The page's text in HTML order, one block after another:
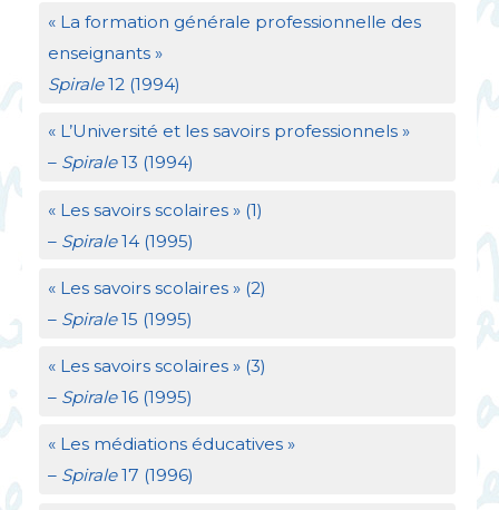
« La formation générale professionnelle des
enseignants »
Spirale12 (1994)
« L’Université et les savoirs professionnels »
– Spirale13 (1994)
« Les savoirs scolaires » (1)
– Spirale14 (1995)
« Les savoirs scolaires » (2)
– Spirale15 (1995)
« Les savoirs scolaires » (3)
– Spirale16 (1995)
« Les médiations éducatives »
– Spirale17 (1996)